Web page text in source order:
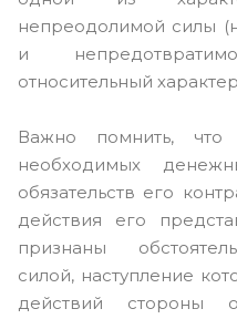
непреодолимой силы
и
относительный
Важно помнить, что
необходимых
обязательств его
действия его
признаны
силой, наступление
действий стороны